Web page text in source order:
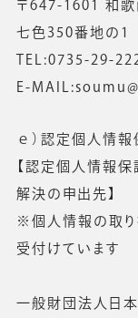
〒647-1601 和
七色350番地の1
TEL:0735-29-
E-
ｅ）認定個人情
【認定個人情報
解決の申出先】
※個人情報の取
受付けています
一般財団法人日